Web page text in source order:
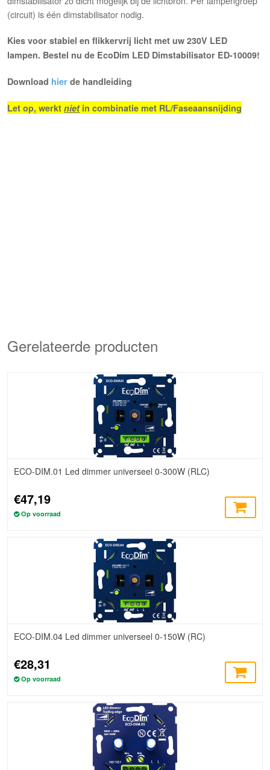
(circuit) is één dimstabilisator nodig.
Kies voor stabiel en flikkervrij licht met uw 230V LED
lampen. Bestel nu de EcoDim LED Dimstabilisator ED-10009!
Download hier de handleiding
Let op, werktnietin combinatie met RL/Faseaansnijding
Gerelateerde producten
ECO-DIM.01 Led dimmer universeel 0-300W (RLC)
€47,19
Op voorraad
ECO-DIM.04 Led dimmer universeel 0-150W (RC)
€28,31
Op voorraad